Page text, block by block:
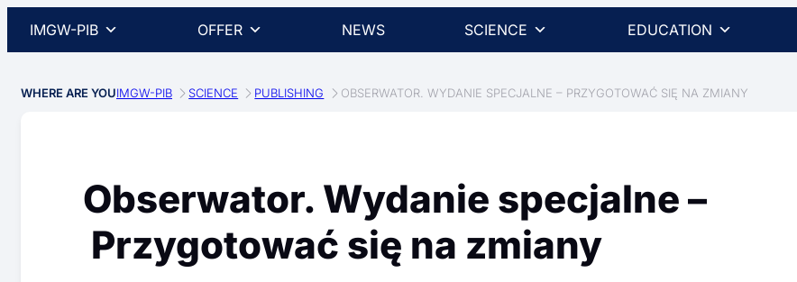
IMGW-PIB OFFER NEWS SCIENCE EDUCATION
WHERE ARE YOUIMGW-PIB SCIENCE PUBLISHING OBSERWATOR. WYDANIE SPECJALNE – PRZYGOTOWAĆ SIĘ NA ZMIANY
Obserwator. Wydanie specjalne –
Przygotować się na zmiany